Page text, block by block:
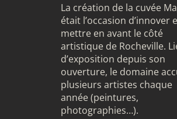
La création de la cuvée
était l’occasion d’innover
mettre en avant le côté
artistique de Rocheville.
d’exposition depuis son
ouverture, le domaine
plusieurs artistes chaque
année (peintures,
photographies…).